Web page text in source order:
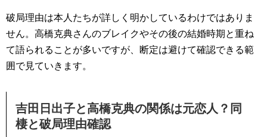
破局理由は本人たちが詳しく明かしているわけではありま
せん。高橋克典さんのブレイクやその後の結婚時期と重ね
て語られることが多いですが、断定は避けて確認できる範
囲で見ていきます。
吉田日出子と高橋克典の関係は元恋人？同
棲と破局理由確認